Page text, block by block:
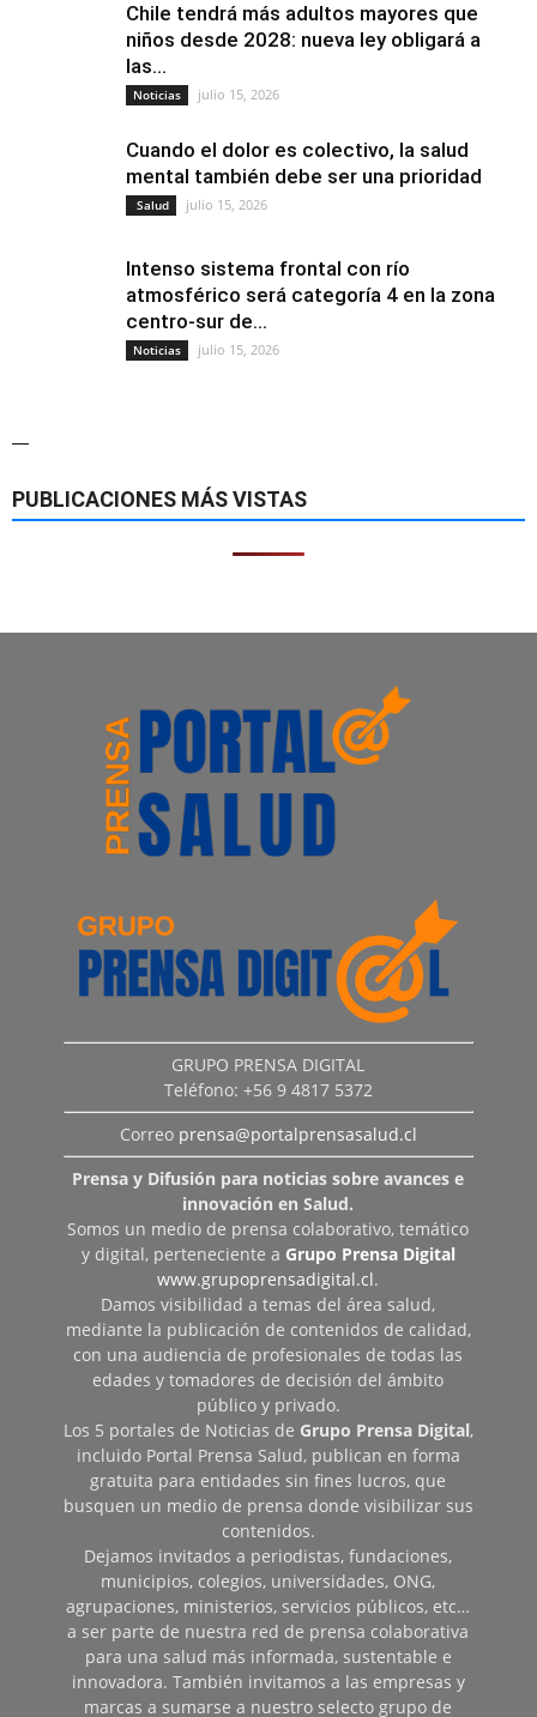
Chile tendrá más adultos mayores que
niños desde 2028: nueva ley obligará a
las...
Noticias julio 15, 2026
Cuando el dolor es colectivo, la salud
mental también debe ser una prioridad
Salud julio 15, 2026
Intenso sistema frontal con río
atmosférico será categoría 4 en la zona
centro-sur de...
Noticias julio 15, 2026
—
PUBLICACIONES MÁS VISTAS
GRUPO PRENSA DIGITAL
Teléfono: +56 9 4817 5372
Correo prensa@portalprensasalud.cl
Prensa y Difusión para noticias sobre avances e
innovación en Salud.
Somos un medio de prensa colaborativo, temático
y digital, perteneciente a Grupo Prensa Digital
www.grupoprensadigital.cl.
Damos visibilidad a temas del área salud,
mediante la publicación de contenidos de calidad,
con una audiencia de profesionales de todas las
edades y tomadores de decisión del ámbito
público y privado.
Los 5 portales de Noticias de Grupo Prensa Digital,
incluido Portal Prensa Salud, publican en forma
gratuita para entidades sin fines lucros, que
busquen un medio de prensa donde visibilizar sus
contenidos.
Dejamos invitados a periodistas, fundaciones,
municipios, colegios, universidades, ONG,
agrupaciones, ministerios, servicios públicos, etc…
a ser parte de nuestra red de prensa colaborativa
para una salud más informada, sustentable e
innovadora. También invitamos a las empresas y
marcas a sumarse a nuestro selecto grupo de